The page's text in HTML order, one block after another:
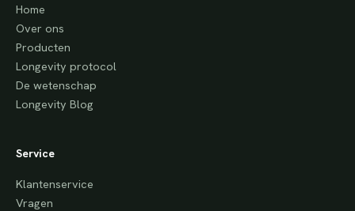
Home
Over ons
Producten
Longevity protocol
De wetenschap
Longevity Blog
Service
Klantenservice
Vragen